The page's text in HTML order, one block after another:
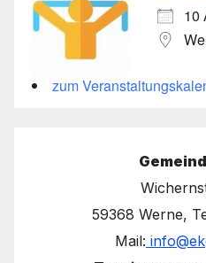
10
zum
59368 Werne,
Mail: